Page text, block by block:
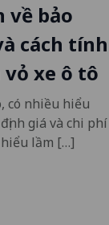
về bảo
cách tính
xe ô tô
có nhiều hiểu
giá và chi phí
lầm […]